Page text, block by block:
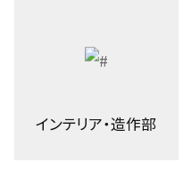
インテリア・造作部